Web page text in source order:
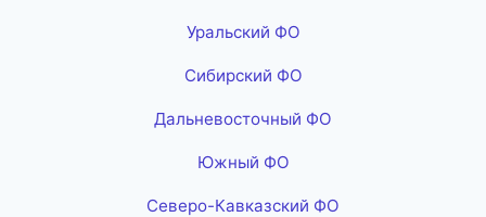
Уральский ФО
Сибирский ФО
Дальневосточный ФО
Южный ФО
Северо-Кавказский ФО